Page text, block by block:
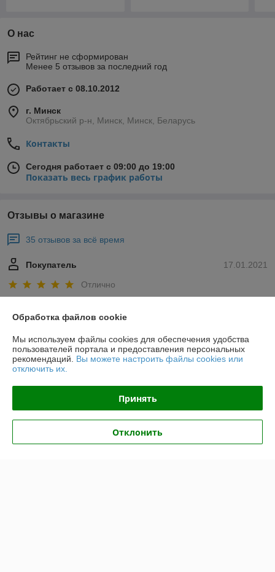
О нас
Рейтинг не сформирован
Менее 5 отзывов за последний год
Работает с 08.10.2012
г. Минск
Октябрьский р-н, Минск, Минск, Беларусь
Контакты
Сегодня работает с 09:00 до 19:00
Показать весь график работы
Отзывы о магазине
35 отзывов за всё время
17.01.2021
Покупатель
Отлично
порядочностью.
16.01.2021
Покупатель
Показать все отзывы
Обработка файлов cookie
Мы используем файлы cookies для обеспечения удобства
пользователей портала и предоставления персональных
рекомендаций. Вы можете настроить файлы cookies или
отключить их.
Принять
Отклонить